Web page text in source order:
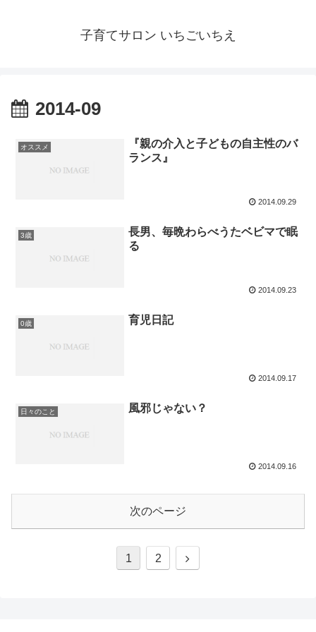
子育てサロン いちごいちえ
2014-09
オススメ
『親の介入と子どもの自主性のバ
ランス』
2014.09.29
3歳
長男、毎晩わらべうたベビマで眠
る
2014.09.23
0歳 育児日記
2014.09.17
日々のこと 風邪じゃない？
2014.09.16
次のページ
1 2